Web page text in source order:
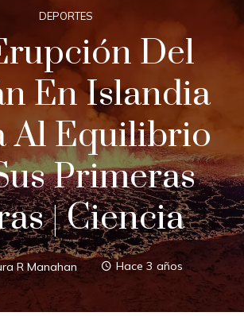
DEPORTES
Del
En Islandia
Al Equilibrio
Primeras
| Ciencia
R Manahan Hace 3 años